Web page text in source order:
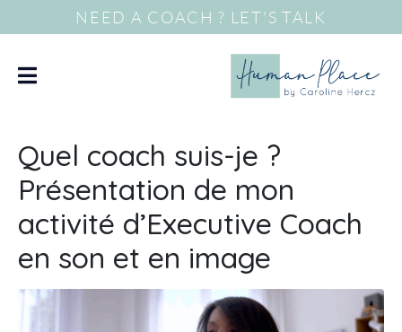
NEED A COACH ? LET'S TALK
Quel coach suis-je ?
Présentation de mon
activité d’Executive Coach
en son et en image